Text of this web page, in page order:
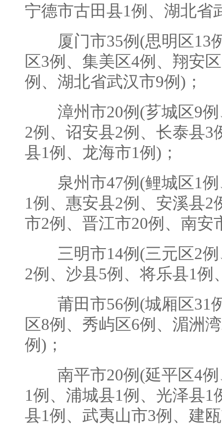
宁德市古田县1例、湖北省
厦门市35例(思明区13
区3例、集美区4例、翔安
例、湖北省武汉市9例)；
漳州市20例(芗城区9例
2例、诏安县2例、长泰县3
县1例、龙海市1例)；
泉州市47例(鲤城区1例
1例、惠安县2例、安溪县2
市2例、晋江市20例、南安
三明市14例(三元区2例
2例、沙县5例、将乐县1例
莆田市56例(城厢区31
区8例、秀屿区6例、湄洲
例)；
南平市20例(延平区4例
1例、浦城县1例、光泽县1
县1例、武夷山市3例、建